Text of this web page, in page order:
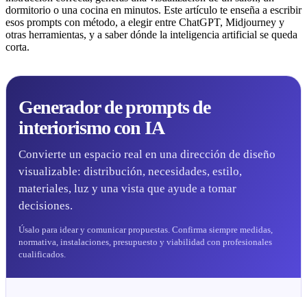
dormitorio o una cocina en minutos. Este artículo te enseña a escribir
esos prompts con método, a elegir entre ChatGPT, Midjourney y
otras herramientas, y a saber dónde la inteligencia artificial se queda
corta.
Generador de prompts de
interiorismo con IA
Convierte un espacio real en una dirección de diseño
visualizable: distribución, necesidades, estilo,
materiales, luz y una vista que ayude a tomar
decisiones.
Úsalo para idear y comunicar propuestas. Confirma siempre medidas,
normativa, instalaciones, presupuesto y viabilidad con profesionales
cualificados.